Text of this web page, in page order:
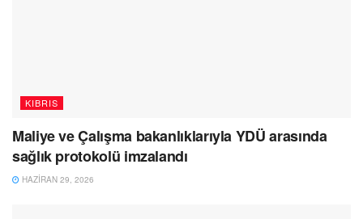
KIBRIS
Maliye ve Çalışma bakanlıklarıyla YDÜ arasında
sağlık protokolü imzalandı
HAZIRAN 29, 2026